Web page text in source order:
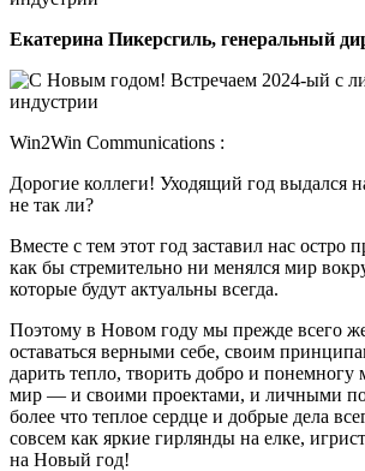
Екатерина Пикерсгиль, генеральный
Win2Win Communications :
Дорогие коллеги! Уходящий год выдался
не так ли?
Вместе с тем этот год заставил нас остро
как бы стремительно ни менялся мир
которые будут актуальны всегда.
Поэтому в Новом году мы прежде всего
оставаться верными себе, своим
дарить тепло, творить добро и понемногу
мир — и своими проектами, и личными
более что теплое сердце и добрые дела
совсем как яркие гирлянды на елке,
на Новый год!